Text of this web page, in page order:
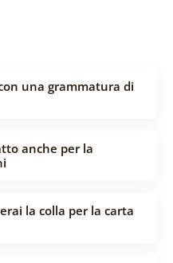
una grammatura di
anche per la
la colla per la carta